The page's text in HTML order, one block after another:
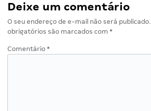
Deixe um comentário
O seu endereço de e-mail não será publicado.
obrigatórios são marcados com *
Comentário *